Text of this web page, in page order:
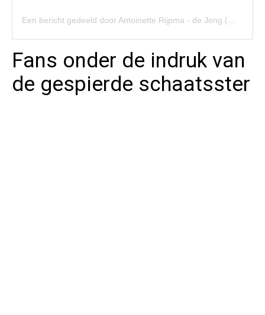
Een bericht gedeeld door Antoinette Rijpma - de Jong (@_antoinettedejong)
Fans onder de indruk van
de gespierde schaatsster